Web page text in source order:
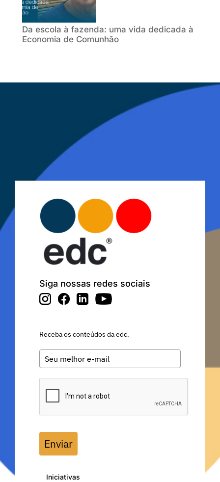
Da escola à fazenda: uma vida dedicada à
Economia de Comunhão
Siga nossas redes sociais
Receba os conteúdos da edc.
Enviar
Iniciativas